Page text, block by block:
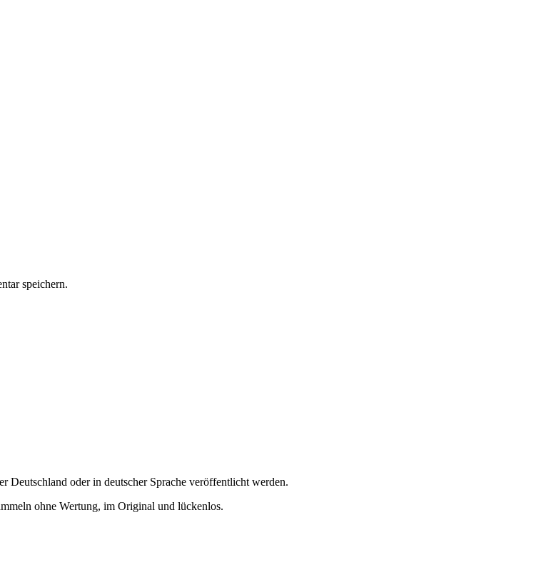
speichern.
Deutschland oder in deutscher Sprache veröffentlicht werden.
ohne Wertung, im Original und lückenlos.